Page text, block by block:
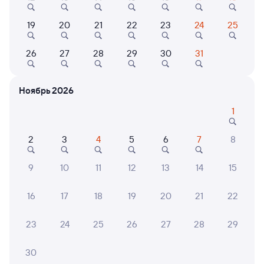
6 причин купить ж/д билеты
Онлайн-покупка за 4 минуты
Подробные ответы на вопросы о поездке или
7,8
Отель
Отель Глория
Отель
Отель Флагман
19 20 21 22 23 24 25
26 27 28 29 30 31
Ноябрь 2026
1
2 3 4 5 6 7 8
9 10 11 12 13 14 15
16 17 18 19 20 21 22
23 24 25 26 27 28 29
30